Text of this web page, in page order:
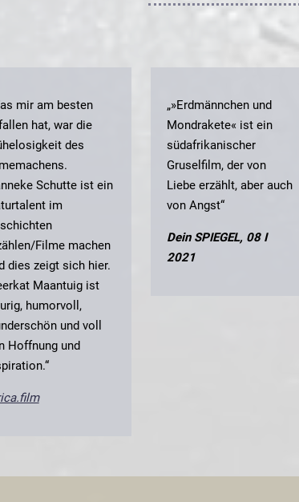
mir am besten
hat, war die
des
Schutte ist ein
im
Filme machen
dies zeigt sich hier.
Maantuig ist
humorvoll,
und voll
Hoffnung und
„»Erdmännchen und
Mondrakete« ist ein
südafrikanischer
Gruselfilm, der von
Liebe erzählt, aber auch
von Angst“
Dein SPIEGEL, 08 I
2021